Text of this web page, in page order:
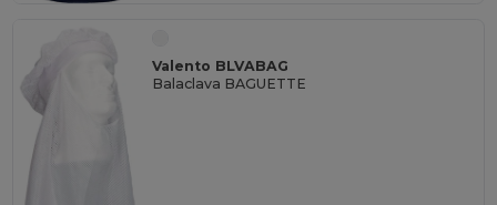
Valento BLVABAG
Balaclava BAGUETTE